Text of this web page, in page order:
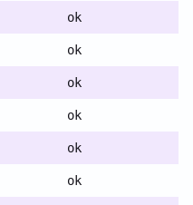
ok
ok
ok
ok
ok
ok